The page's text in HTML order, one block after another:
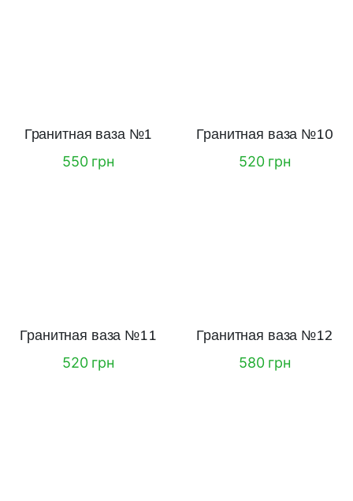
Гранитная ваза №1
550 грн
Гранитная ваза №10
520 грн
Гранитная ваза №11
520 грн
Гранитная ваза №12
580 грн